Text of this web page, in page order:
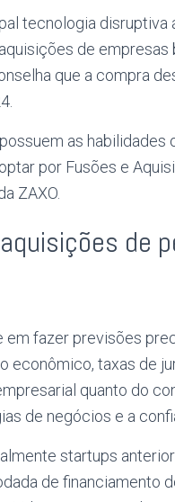
tecnologia disruptiva
de empresas
que a compra
as
por Fusões e
ZAXO.
de
fazer previsões
taxas de
quanto do
de negócios e a
startups
de financiamento